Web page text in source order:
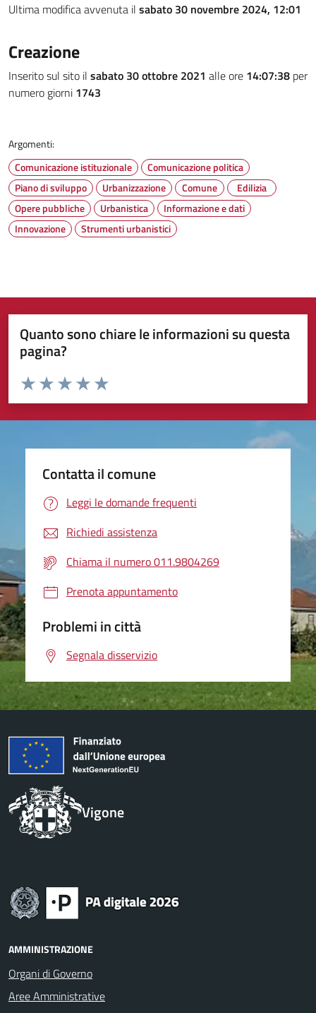
Ultima modifica avvenuta il sabato 30 novembre 2024, 12:01
Creazione
Inserito sul sito il sabato 30 ottobre 2021 alle ore 14:07:38 per
numero giorni 1743
Argomenti:
Comunicazione istituzionale
Comunicazione politica
Piano di sviluppo
Urbanizzazione Comune
Edilizia
Opere pubbliche
Urbanistica
Informazione e dati
Innovazione
Strumenti urbanistici
Quanto sono chiare le informazioni su questa
pagina?
Valuta da 1 a 5 stelle la pagina
Valuta 5 stelle su 5
Valuta 4 stelle su 5
Valuta 3 stelle su 5
Valuta 2 stelle su 5
Valuta 1 stelle su 5
Contatta il comune
Leggi le domande frequenti
Richiedi assistenza
Chiama il numero 011.9804269
Prenota appuntamento
Problemi in città
Segnala disservizio
Vigone
AMMINISTRAZIONE
Organi di Governo
Aree Amministrative